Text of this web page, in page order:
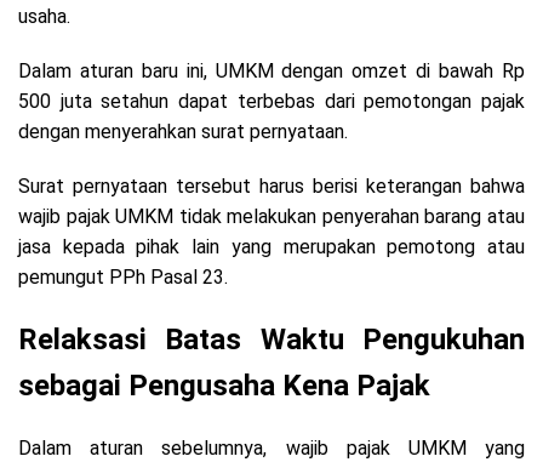
usaha.
Dalam aturan baru ini, UMKM dengan omzet di bawah Rp
500 juta setahun dapat terbebas dari pemotongan pajak
dengan menyerahkan surat pernyataan.
Surat pernyataan tersebut harus berisi keterangan bahwa
wajib pajak UMKM tidak melakukan penyerahan barang atau
jasa kepada pihak lain yang merupakan pemotong atau
pemungut PPh Pasal 23.
Relaksasi Batas Waktu Pengukuhan
sebagai Pengusaha Kena Pajak
Dalam aturan sebelumnya, wajib pajak UMKM yang